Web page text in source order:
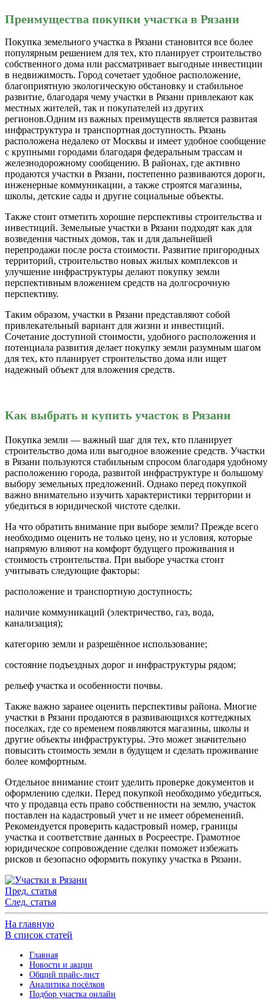
Преимущества покупки участка в Рязани
Покупка земельного участка в Рязани становится все более
популярным решением для тех, кто планирует строительство
собственного дома или рассматривает выгодные инвестиции
в недвижимость. Город сочетает удобное расположение,
благоприятную экологическую обстановку и стабильное
развитие, благодаря чему участки в Рязани привлекают как
местных жителей, так и покупателей из других
регионов.Одним из важных преимуществ является развитая
инфраструктура и транспортная доступность. Рязань
расположена недалеко от Москвы и имеет удобное сообщение
с крупными городами благодаря федеральным трассам и
железнодорожному сообщению. В районах, где активно
продаются участки в Рязани, постепенно развиваются дороги,
инженерные коммуникации, а также строятся магазины,
школы, детские сады и другие социальные объекты.
Также стоит отметить хорошие перспективы строительства и
инвестиций. Земельные участки в Рязани подходят как для
возведения частных домов, так и для дальнейшей
перепродажи после роста стоимости. Развитие пригородных
территорий, строительство новых жилых комплексов и
улучшение инфраструктуры делают покупку земли
перспективным вложением средств на долгосрочную
перспективу.
Таким образом, участки в Рязани представляют собой
привлекательный вариант для жизни и инвестиций.
Сочетание доступной стоимости, удобного расположения и
потенциала развития делает покупку земли разумным шагом
для тех, кто планирует строительство дома или ищет
надежный объект для вложения средств.
Как выбрать и купить участок в Рязани
Покупка земли — важный шаг для тех, кто планирует
строительство дома или выгодное вложение средств. Участки
в Рязани пользуются стабильным спросом благодаря удобному
расположению города, развитой инфраструктуре и большому
выбору земельных предложений. Однако перед покупкой
важно внимательно изучить характеристики территории и
убедиться в юридической чистоте сделки.
На что обратить внимание при выборе земли? Прежде всего
необходимо оценить не только цену, но и условия, которые
напрямую влияют на комфорт будущего проживания и
стоимость строительства. При выборе участка стоит
учитывать следующие факторы:
расположение и транспортную доступность;
наличие коммуникаций (электричество, газ, вода,
канализация);
категорию земли и разрешённое использование;
состояние подъездных дорог и инфраструктуры рядом;
рельеф участка и особенности почвы.
Также важно заранее оценить перспективы района. Многие
участки в Рязани продаются в развивающихся коттеджных
поселках, где со временем появляются магазины, школы и
другие объекты инфраструктуры. Это может значительно
повысить стоимость земли в будущем и сделать проживание
более комфортным.
Отдельное внимание стоит уделить проверке документов и
оформлению сделки. Перед покупкой необходимо убедиться,
что у продавца есть право собственности на землю, участок
поставлен на кадастровый учет и не имеет обременений.
Рекомендуется проверить кадастровый номер, границы
участка и соответствие данных в Росреестре. Грамотное
юридическое сопровождение сделки поможет избежать
рисков и безопасно оформить покупку участка в Рязани.
Пред. статья
След. статья
На главную
В список статей
Главная
Новости и акции
Общий прайс-лист
Аналитика посёлков
Подбор участка онлайн